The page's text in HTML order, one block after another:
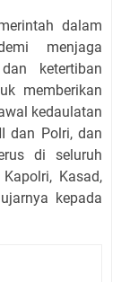
dalam
menjaga
ketertiban
memberikan
kedaulatan
dan Polri, dan
di seluruh
Kasad,
kepada